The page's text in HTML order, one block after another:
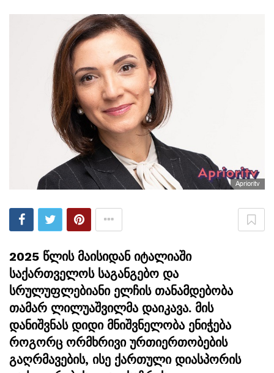
Aprioritv
2025 წლის მაისიდან იტალიაში
საქართველოს საგანგებო და
სრულუფლებიანი ელჩის თანამდებობა
თამარ ლილუაშვილმა დაიკავა. მის
დანიშვნას დიდი მნიშვნელობა ენიჭება
როგორც ორმხრივი ურთიერთობების
გაღრმავების, ისე ქართული დიასპორის